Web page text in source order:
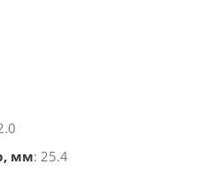
мм: 25.4